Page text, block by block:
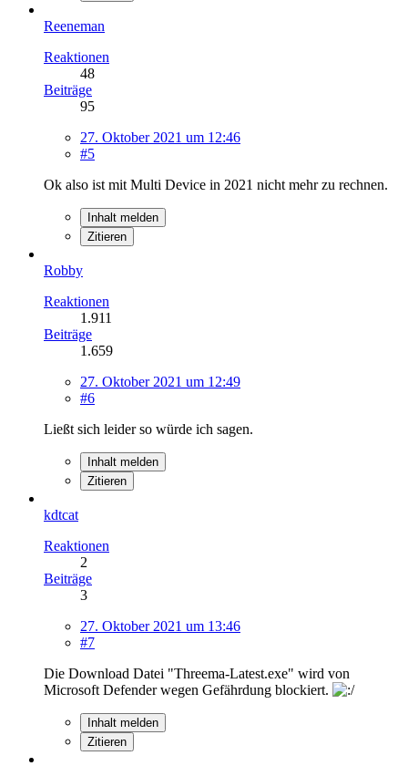
Reeneman
Reaktionen
48
Beiträge
95
27. Oktober 2021 um 12:46
#5
Ok also ist mit Multi Device in 2021 nicht mehr zu rechnen.
Inhalt melden
Zitieren
Robby
Reaktionen
1.911
Beiträge
1.659
27. Oktober 2021 um 12:49
#6
Ließt sich leider so würde ich sagen.
Inhalt melden
Zitieren
kdtcat
Reaktionen
2
Beiträge
3
27. Oktober 2021 um 13:46
#7
Die Download Datei "Threema-Latest.exe" wird von
Microsoft Defender wegen Gefährdung blockiert.
Inhalt melden
Zitieren